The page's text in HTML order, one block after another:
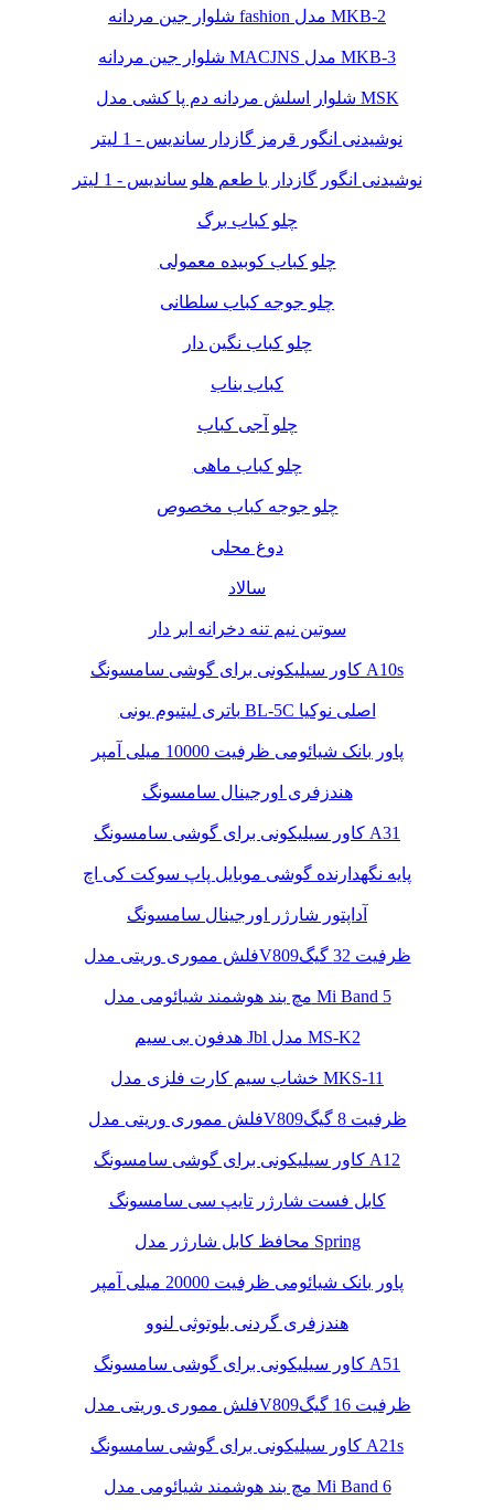
شلوار جین مردانه fashion مدل MKB-2
شلوار جین مردانه MACJNS مدل MKB-3
شلوار اسلش مردانه دم پا کشی مدل MSK
نوشیدنی انگور قرمز گازدار ساندیس - 1 لیتر
نوشیدنی انگور گازدار با طعم هلو ساندیس - 1 لیتر
چلو کباب برگ
چلو کباب کوبیده معمولی
چلو جوجه کباب سلطانی
چلو کباب نگین دار
کباب بناب
چلو آجی کباب
چلو کباب ماهی
چلو جوجه کباب مخصوص
دوغ محلی
سالاد
سوتین نیم تنه دخرانه ابر دار
کاور سیلیکونی برای گوشی سامسونگ A10s
باتری لیتیوم یونی BL-5C اصلی نوکیا
پاور بانک شیائومی ظرفیت 10000 میلی آمپر
هندزفری اورجینال سامسونگ
کاور سیلیکونی برای گوشی سامسونگ A31
پایه نگهدارنده گوشی موبایل پاپ سوکت کی اچ
آداپتور شارژر اورجینال سامسونگ
فلش مموری وریتی مدلV809ظرفیت 32 گیگ
مچ بند هوشمند شیائومی مدل Mi Band 5
هدفون بی سیم Jbl مدل MS-K2
خشاب سیم کارت فلزی مدل MKS-11
فلش مموری وریتی مدلV809ظرفیت 8 گیگ
کاور سیلیکونی برای گوشی سامسونگ A12
کابل فست شارژر تایپ سی سامسونگ
محافظ کابل شارژر مدل Spring
پاور بانک شیائومی ظرفیت 20000 میلی آمپر
هندزفری گردنی بلوتوثی لنوو
کاور سیلیکونی برای گوشی سامسونگ A51
فلش مموری وریتی مدلV809ظرفیت 16 گیگ
کاور سیلیکونی برای گوشی سامسونگ A21s
مچ بند هوشمند شیائومی مدل Mi Band 6